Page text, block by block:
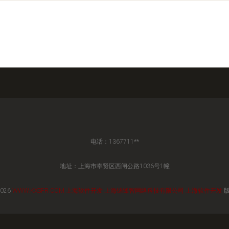
电话：1367711**
地址：上海市奉贤区西闸公路1036号1幢
WWW.KXSFR.COM 上海软件开发 上海锦锋智网络科技有限公司 上海软件开发